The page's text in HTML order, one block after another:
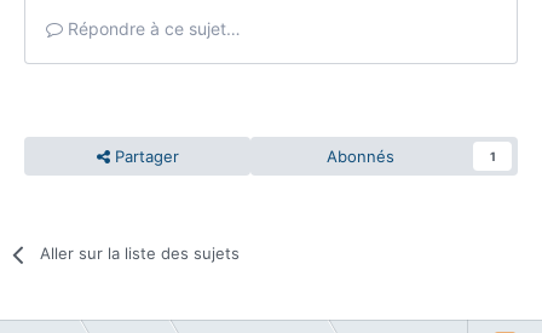
Répondre à ce sujet…
Partager Abonnés 1
Aller sur la liste des sujets